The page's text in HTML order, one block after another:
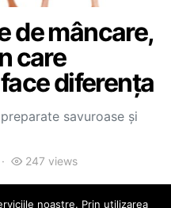
de mâncare,
care
diferența
savuroase și
247 views
noastre. Prin utilizarea